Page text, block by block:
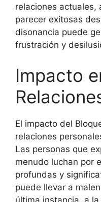
relaciones actuales,
parecer exitosas
disonancia puede
frustración y
Impacto
El impacto del
relaciones
Las personas que
menudo luchan por
profundas y
puede llevar a
última instancia, a